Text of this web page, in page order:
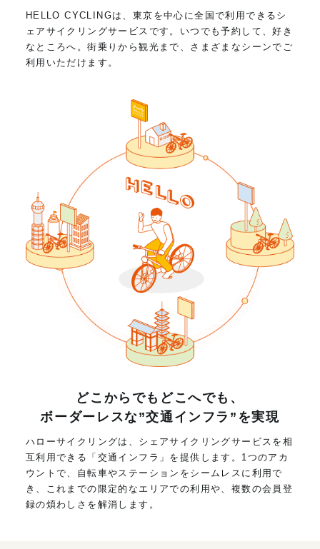
HELLO CYCLINGは、東京を中心に全国で利用できるシ
ェアサイクリングサービスです。いつでも予約して、好き
なところへ。街乗りから観光まで、さまざまなシーンでご
利用いただけます。
どこからでもどこへでも、
ボーダーレスな”交通インフラ”を実現
ハローサイクリングは、シェアサイクリングサービスを相
互利用できる「交通インフラ」を提供します。1つのアカ
ウントで、自転車やステーションをシームレスに利用で
き、これまでの限定的なエリアでの利用や、複数の会員登
録の煩わしさを解消します。